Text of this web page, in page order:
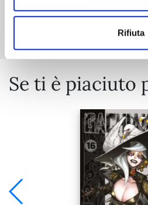
Rifiuta
Mostra
Se ti è piaciuto